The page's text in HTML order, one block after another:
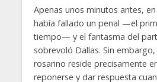
Apenas unos minutos antes,
había fallado un penal —el
tiempo— y el fantasma del
sobrevoló Dallas. Sin
rosarino reside precisamente
reponerse y dar respuesta